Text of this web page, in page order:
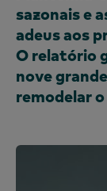
sazonais e
adeus aos
O relatório
nove
remodelar